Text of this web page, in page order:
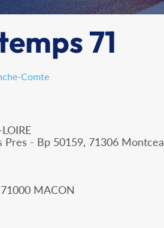
71
Comte
- Bp 50159, 71306
MACON